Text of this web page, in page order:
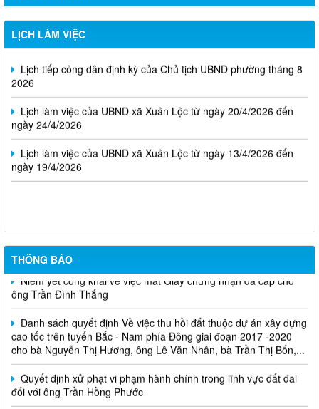
LỊCH LÀM VIỆC
Thông báo Lịch làm việc của UBND phường Xuân Lộc (Từ ngày
03/8/2026 đến ngày 07/8/2026)
Lịch tiếp công dân định kỳ của Chủ tịch UBND phường tháng 8
2026
Lịch làm việc của UBND xã Xuân Lộc từ ngày 20/4/2026 đến
ngày 24/4/2026
Lịch làm việc của UBND xã Xuân Lộc từ ngày 13/4/2026 đến
ngày 19/4/2026
THÔNG BÁO
Cuộc thi trực tuyến tìm hiểu pháp luật năm 2026.
Niêm yết công khai về việc mất Giấy chứng nhận đã cấp cho
ông Trần Đình Thắng
Danh sách quyết định Về việc thu hồi đất thuộc dự án xây dựng
cao tốc trên tuyến Bắc - Nam phía Đông giai đoạn 2017 -2020
cho bà Nguyễn Thị Hương, ông Lê Văn Nhân, bà Trần Thị Bốn,...
Quyết định xử phạt vi phạm hành chính trong lĩnh vực đất đai
đối với ông Trần Hồng Phước